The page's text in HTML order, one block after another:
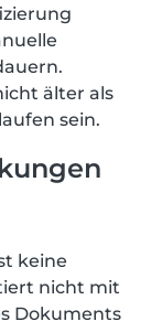
älter als
sein.
keine
nicht mit
Dokuments